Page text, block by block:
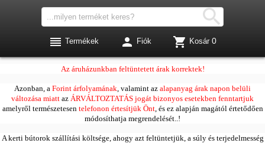
Kedves Vásárlóink!
Az áruházunkban feltüntetett árak korrektek!
Azonban, a Forint árfolyamának, valamint az alapanyag árak napon belüli
változása miatt az ÁRVÁLTOZTATÁS jogát bizonyos esetekben fenntartjuk
amelyről természetesentelefonon értesítjük Önt, és ez alapján magától értetődően
módosíthatja megrendelését..!
A kerti bútorok szállítási költsége, ahogy azt feltüntetjük, a súly és terjedelmesség

 Termékek  Fiók  Kosár 0